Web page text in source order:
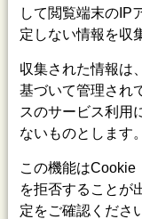
して閲覧端末のIP
定しない情報を収
収集された情報は
基づいて管理され
スのサービス利用
ないものとします。
この機能はCookie
を拒否することが
定をご確認くださ